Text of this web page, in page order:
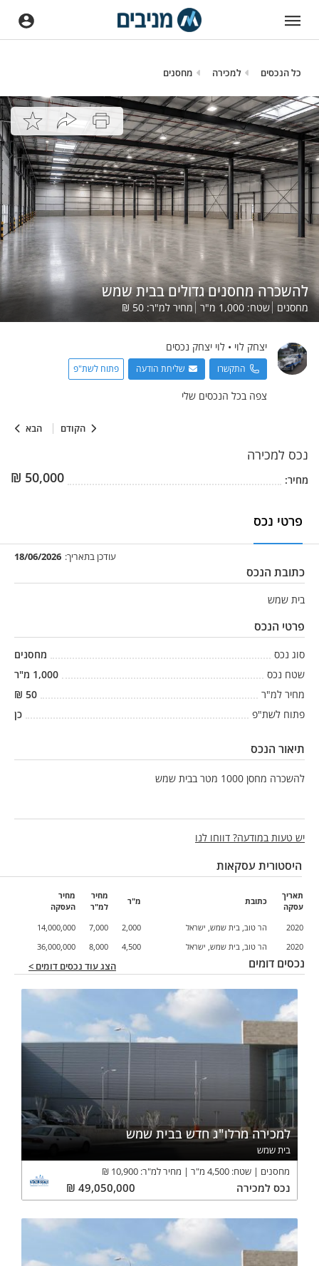
כל הנכסים למכירה מחסנים
הקודם הבא
להשכרה מחסנים גדולים בבית שמש
מחסנים שטח: 1,000 מ"ר מחיר למ"ר: 50
₪
יצחק לוי • לוי יצחק נכסים
התקשרו שליחת הודעה פתוח לשת"פ
צפה בכל הנכסים שלי
נכס למכירה
מחיר: 50,000
₪
פרטי נכס
עודכן בתאריך: 18/06/2026
כתובת הנכס
בית שמש
פרטי הנכס
סוג נכס
מחסנים
שטח נכס
1,000 מ"ר
מחיר למ"ר
50
₪
פתוח לשת"פ
כן
תיאור הנכס
להשכרה מחסן 1000 מטר בבית שמש
יש טעות במודעה? דווחו לנו
היסטורית עסקאות
תאריך
עסקה
כתובת מ"ר
מחיר
למ"ר
מחיר
העסקה
2020
הר טוב, בית שמש, ישראל 2,000
7,000
14,000,000
2020
הר טוב, בית שמש, ישראל 4,500
8,000
36,000,000
נכסים דומים הצג עוד נכסים דומים >
למכירה מרלו"ג חדש בבית שמש
בית שמש
מחסנים
שטח: 4,500 מ"ר מחיר למ"ר: 10,900
₪
נכס למכירה 49,050,000
₪